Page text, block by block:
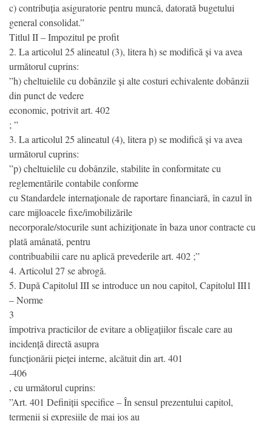
c) contribuția asiguratorie pentru muncă, datorată bugetului
general consolidat.”
Titlul II – Impozitul pe profit
2. La articolul 25 alineatul (3), litera h) se modifică și va avea
următorul cuprins:
”h) cheltuielile cu dobânzile și alte costuri echivalente dobânzii
din punct de vedere
economic, potrivit art. 402
; ”
3. La articolul 25 alineatul (4), litera p) se modifică și va avea
următorul cuprins:
”p) cheltuielile cu dobânzile, stabilite în conformitate cu
reglementările contabile conforme
cu Standardele internaţionale de raportare financiară, în cazul în
care mijloacele fixe/imobilizările
necorporale/stocurile sunt achiziţionate în baza unor contracte cu
plată amânată, pentru
contribuabilii care nu aplică prevederile art. 402 ;”
4. Articolul 27 se abrogă.
5. După Capitolul III se introduce un nou capitol, Capitolul III1
– Norme
3
împotriva practicilor de evitare a obligațiilor fiscale care au
incidență directă asupra
funcționării pieței interne, alcătuit din art. 401
-406
, cu următorul cuprins:
”Art. 401 Definiții specifice – În sensul prezentului capitol,
termenii și expresiile de mai jos au